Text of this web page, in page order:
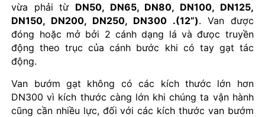
vừa phải từ DN50, DN65, DN80, DN100, DN125,
DN150, DN200, DN250, DN300 .(12”). Van được
đóng hoặc mở bởi 2 cánh dạng lá và đưọc truyền
động theo trục của cánh bước khi có tay gạt tác
động.
Van bướm gạt không có các kích thước lớn hơn
DN300 vì kích thước càng lớn khi chúng ta vận hành
cũng cần nhiều lực, đối với các kích thước van bướm